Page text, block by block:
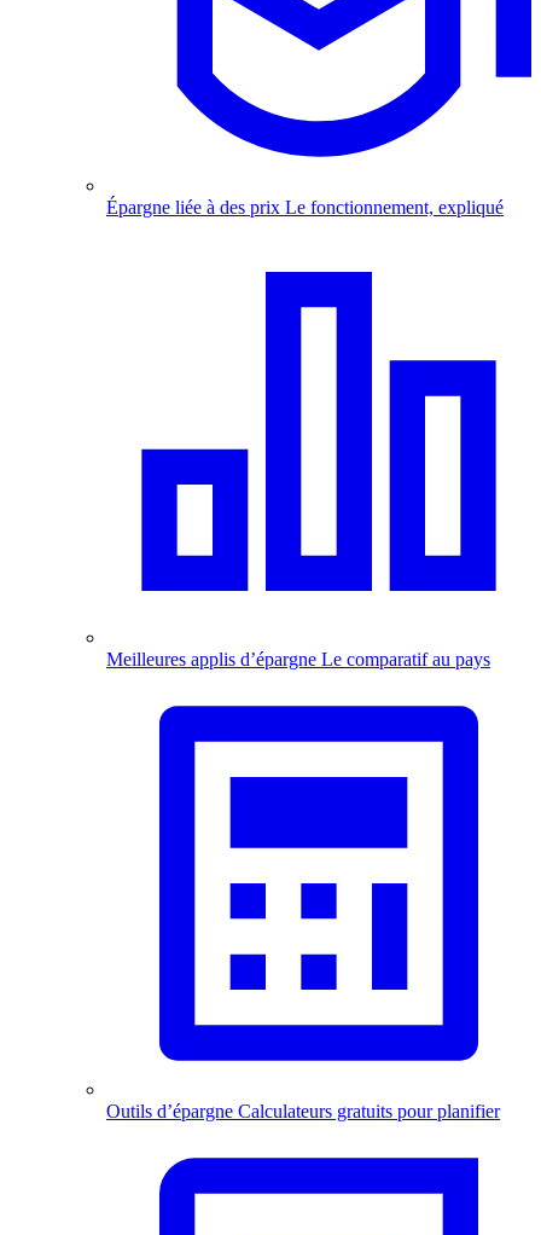
Épargne liée à des prix Le fonctionnement, expliqué
Meilleures applis d’épargne Le comparatif au pays
Outils d’épargne Calculateurs gratuits pour planifier